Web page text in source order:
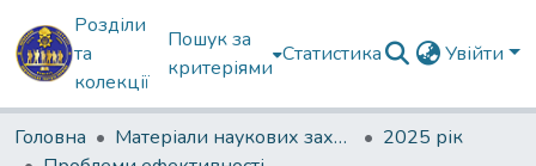
Розділи
та
колекції
Пошук за
критеріями
Статистика Увійти
Головна Матеріали наукових заходів
2025 рік